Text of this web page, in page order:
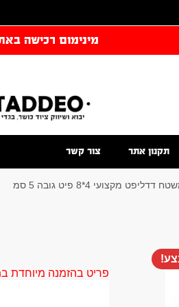
מינימום רכישה באתר
תקנון אתר צור קשר
דדליפט מקצועי 4*8 פיט גובה 5 סמ
פריט בהזמנה מיוחדת במחיר מיוחד -